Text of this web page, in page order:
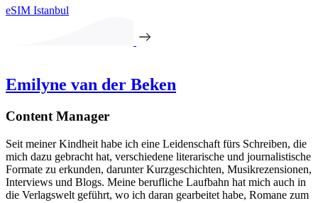
eSIM Istanbul
Emilyne van der Beken
Content Manager
Seit meiner Kindheit habe ich eine Leidenschaft fürs Schreiben, die
mich dazu gebracht hat, verschiedene literarische und journalistische
Formate zu erkunden, darunter Kurzgeschichten, Musikrezensionen,
Interviews und Blogs. Meine berufliche Laufbahn hat mich auch in
die Verlagswelt geführt, wo ich daran gearbeitet habe, Romane zum